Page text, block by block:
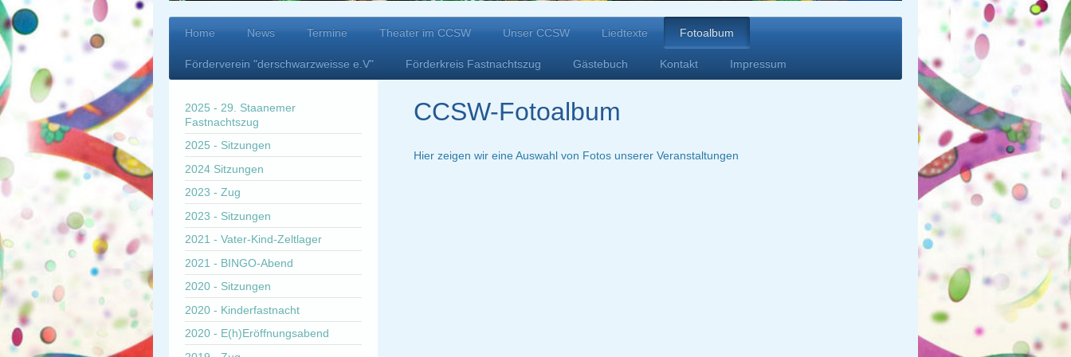
Home News Termine Theater im CCSW Unser CCSW Liedtexte Fotoalbum
Förderverein "derschwarzweisse e.V" Förderkreis Fastnachtszug Gästebuch Kontakt Impressum
CCSW-Fotoalbum
Hier zeigen wir eine Auswahl von Fotos unserer Veranstaltungen
2025 - 29. Staanemer
Fastnachtszug
2025 - Sitzungen
2024 Sitzungen
2023 - Zug
2023 - Sitzungen
2021 - Vater-Kind-Zeltlager
2021 - BINGO-Abend
2020 - Sitzungen
2020 - Kinderfastnacht
2020 - E(h)Eröffnungsabend